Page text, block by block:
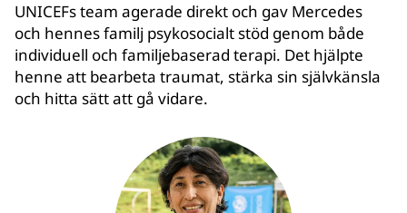
UNICEFs team agerade direkt och gav Mercedes
och hennes familj psykosocialt stöd genom både
individuell och familjebaserad terapi. Det hjälpte
henne att bearbeta traumat, stärka sin självkänsla
och hitta sätt att gå vidare.